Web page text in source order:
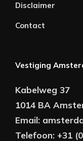
Disclaimer
Contact
Vestiging
Kabelweg 37
1014 BA
Email:
Telefoon: +31